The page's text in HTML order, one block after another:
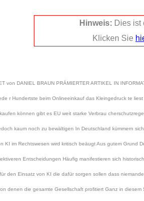
von DANIEL BRAUN PRÄMIERTER ARTIKEL IN
r Hundertste beim Onlineeinkauf das Kleingedruck te
können gibt es EU weit starke Verbrau
kaum noch zu bewältigen In Deutschland kümmern
KI im Rechtswesen wird kritisch beäugt Aus gutem
Entscheidungen Häufig manifestieren sich
den Einsatz von KI die dafür sorgen sollen dass
denen die gesamte Gesellschaft profitiert Ganz in
Hinweis: Dies ist
Klicken Sie